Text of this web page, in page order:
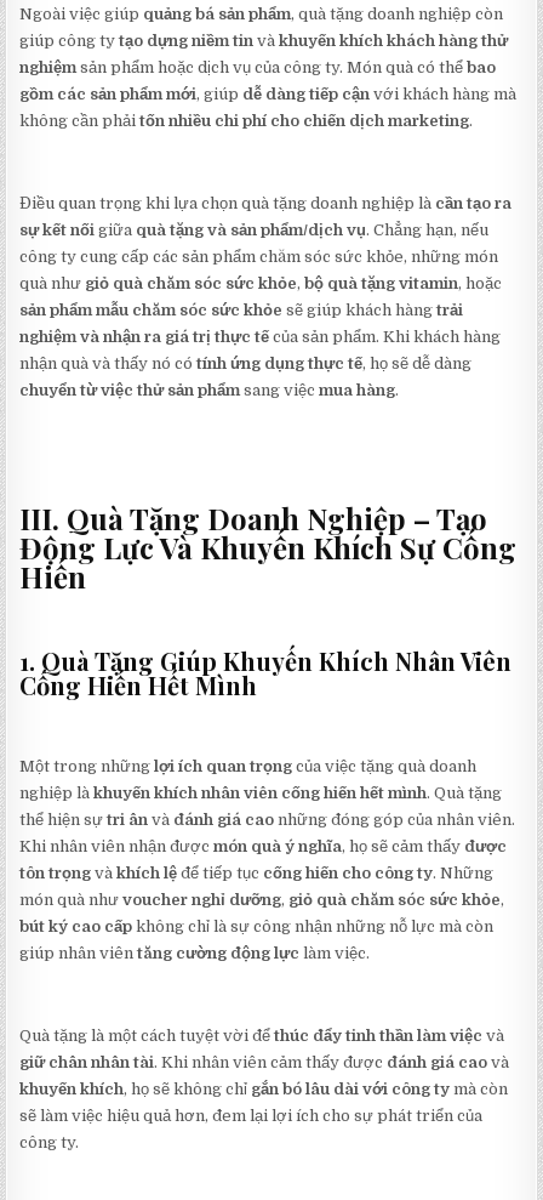
Ngoài việc giúp quảng bá sản phẩm, quà tặng doanh nghiệp còn
giúp công tytạo dựng niềm tin vàkhuyến khích khách hàng thử
nghiệm sản phẩm hoặc dịch vụ của công ty. Món quà có thểbao
gồm các sản phẩm mới, giúp dễ dàng tiếp cận với khách hàng mà
không cần phảitốn nhiều chi phí cho chiến dịch marketing.
Điều quan trọng khi lựa chọn quà tặng doanh nghiệp là cần tạo ra
sự kết nối giữa quà tặng và sản phẩm/dịch vụ. Chẳng hạn, nếu
công ty cung cấp các sản phẩm chăm sóc sức khỏe, những món
quà như giỏ quà chăm sóc sức khỏe,bộ quà tặng vitamin, hoặc
sản phẩm mẫu chăm sóc sức khỏe sẽ giúp khách hàngtrải
nghiệm và nhận ra giá trị thực tế của sản phẩm. Khi khách hàng
nhận quà và thấy nó cótính ứng dụng thực tế, họ sẽ dễ dàng
chuyển từ việc thử sản phẩm sang việcmua hàng.
III. Quà Tặng Doanh Nghiệp – Tạo
Động Lực Và Khuyến Khích Sự Cống
Hiến
1. Quà Tặng Giúp Khuyến Khích Nhân Viên
Cống Hiến Hết Mình
Một trong nhữnglợi ích quan trọng của việc tặng quà doanh
nghiệp làkhuyến khích nhân viên cống hiến hết mình. Quà tặng
thể hiện sựtri ân và đánh giá cao những đóng góp của nhân viên.
Khi nhân viên nhận đượcmón quà ý nghĩa, họ sẽ cảm thấy được
tôn trọng vàkhích lệ để tiếp tục cống hiến cho công ty. Những
món quà nhưvoucher nghỉ dưỡng, giỏ quà chăm sóc sức khỏe,
bút ký cao cấp không chỉ là sự công nhận những nỗ lực mà còn
giúp nhân viêntăng cường động lực làm việc.
Quà tặng là một cách tuyệt vời đểthúc đẩy tinh thần làm việc và
giữ chân nhân tài. Khi nhân viên cảm thấy được đánh giá cao và
khuyến khích, họ sẽ không chỉ gắn bó lâu dài với công ty mà còn
sẽ làm việc hiệu quả hơn, đem lại lợi ích cho sự phát triển của
công ty.